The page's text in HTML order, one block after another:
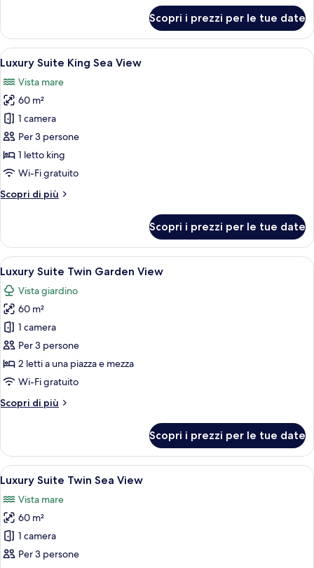
Suite
King
Garden
Scopri i prezzi per le tue date
Apri
tutte
le
foto
per
Luxury
Suite
King
View
Una camera d'albergo moderna con
5
Luxury Suite King Sea View
Vista mare
60 m²
1 camera
Per 3 persone
1 letto king
Wi-Fi gratuito
Scopri di più
Altri
Suite
King
Sea
View
Scopri i prezzi per le tue date
Apri
tutte
le
foto
per
Luxury
Suite
Twin
Garden
View
Biancheria da letto di alta qualità,
4
Luxury Suite Twin Garden View
Vista giardino
60 m²
1 camera
Per 3 persone
2 letti a una piazza e mezza
Wi-Fi gratuito
Scopri di più
Altri
Suite
Twin
Garden
Scopri i prezzi per le tue date
Apri
tutte
le
foto
per
Luxury
Camera d'albergo con due letti,
5
Luxury Suite Twin Sea View
Vista mare
60 m²
1 camera
Per 3 persone